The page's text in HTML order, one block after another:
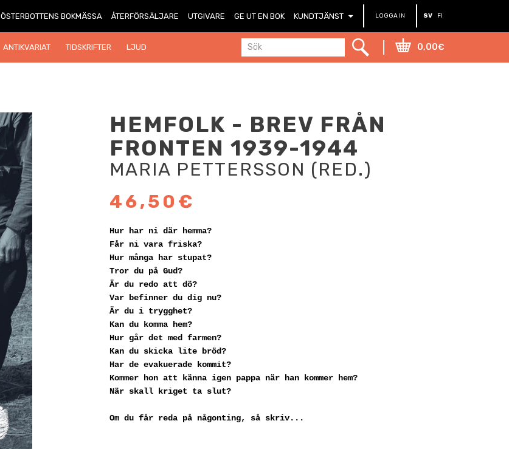
ÖSTERBOTTENS BOKMÄSSA ÅTERFÖRSÄLJARE UTGIVARE GE UT EN BOK KUNDTJÄNST LOGGA IN SV FI
ANTIKVARIAT TIDSKRIFTER LJUD 0,00€
HEMFOLK - BREV FRÅN
FRONTEN 1939-1944
MARIA PETTERSSON (RED.)
46,50€
Hur har ni där hemma?
Får ni vara friska?
Hur många har stupat?
Tror du på Gud?
Är du redo att dö?
Var befinner du dig nu?
Är du i trygghet?
Kan du komma hem?
Hur går det med farmen?
Kan du skicka lite bröd?
Har de evakuerade kommit?
Kommer hon att känna igen pappa när han kommer hem?
När skall kriget ta slut?
Om du får reda på någonting, så skriv...